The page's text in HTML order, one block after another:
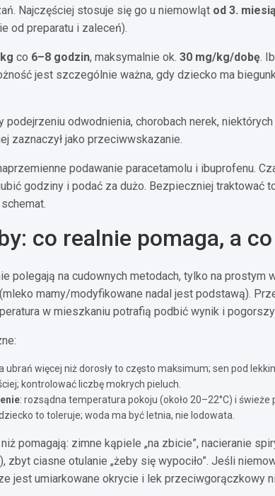
Najczęściej stosuje się go u niemowląt od 3.
od preparatu i zaleceń).
co 6–8 godzin, maksymalnie ok. 30 mg/kg/dobę.
jest szczególnie ważna, gdy dziecko ma
odwodnienia, chorobach nerek,
zaznaczył jako przeciwwskazanie.
podawanie paracetamolu i ibuprofenu.
godziny i podać za dużo. Bezpieczniej traktować
co realnie pomaga, a
polegają na cudownych metodach, tylko na prostym
mamy/modyfikowane nadal jest podstawą).
w mieszkaniu potrafią podbić wynik i
ubrań więcej niż dorosły to często maksimum; sen pod
kontrolować liczbę mokrych pieluch.
: rozsądna temperatura pokoju (około 20–22°C) i świeże
to toleruje; woda ma być letnia, nie lodowata.
pomagają: zimne kąpiele „na zbicie”, nacieranie
zbyt ciasne otulanie „żeby się wypociło”. Jeśli
jest umiarkowane okrycie i lek przeciwgorączkowy